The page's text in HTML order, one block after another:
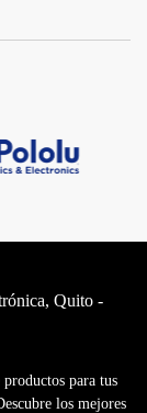
para tus
los mejores